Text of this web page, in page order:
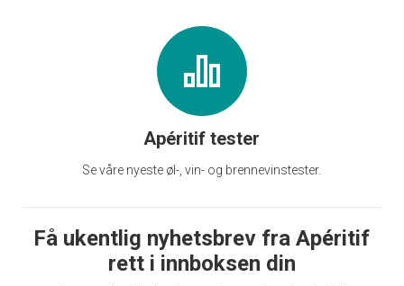
Apéritif tester
Se våre nyeste øl-, vin- og brennevinstester.
Få ukentlig nyhetsbrev fra Apéritif
rett i innboksen din